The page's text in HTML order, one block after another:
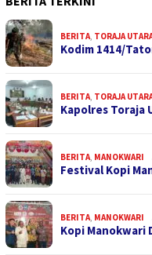
BERITA TORAJA
Kodim 1414/
BERITA TORAJA
Kapolres
BERITA MANOKWARI
Festival Kopi
BERITA MANOKWARI
Kopi Manokwari